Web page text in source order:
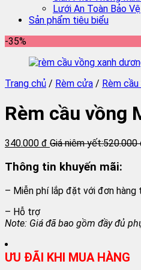
Lưới An Toàn Bảo Vệ
Sản phẩm tiêu biểu
-35%
Trang chủ / Rèm cửa / Rèm
Rèm cầu vồng
340.000 đ Giá niêm yết:520.000
Thông tin khuyến mãi:
– Miễn phí lắp đặt với đơn hàng
– Hỗ trợ
Note: Giá đã bao gồm đầy đủ
ƯU ĐÃI KHI MUA HÀNG